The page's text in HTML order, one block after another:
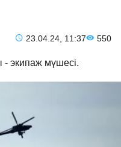
23.04.24, 11:37 550
экипаж мүшесі.